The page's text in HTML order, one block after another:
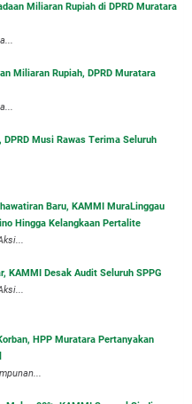
Miliaran Rupiah di DPRD Muratara
Miliaran Rupiah, DPRD Muratara
DPRD Musi Rawas Terima Seluruh
Baru, KAMMI MuraLinggau
Hingga Kelangkaan Pertalite
KAMMI Desak Audit Seluruh SPPG
HPP Muratara Pertanyakan